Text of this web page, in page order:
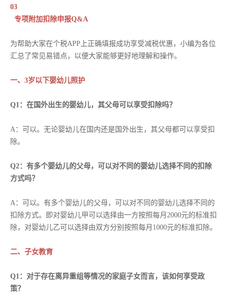
03
专项附加扣除申报Q&A
为帮助大家在个税APP上正确填报成功享受减税优惠，小编为各位
汇总了常见易错点，以便大家能够更好地理解和操作。
一、3岁以下婴幼儿照护
Q1：在国外出生的婴幼儿，其父母可以享受扣除吗？
A：可以。无论婴幼儿在国内还是国外出生，其父母都可以享受扣
除。
Q2：有多个婴幼儿的父母，可以对不同的婴幼儿选择不同的扣除
方式吗？
A：可以。有多个婴幼儿的父母，可以对不同的婴幼儿选择不同的
扣除方式。即对婴幼儿甲可以选择由一方按照每月2000元的标准扣
除，对婴幼儿乙可以选择由双方分别按照每月1000元的标准扣除。
二、子女教育
Q1：对于存在离异重组等情况的家庭子女而言，该如何享受政
策？